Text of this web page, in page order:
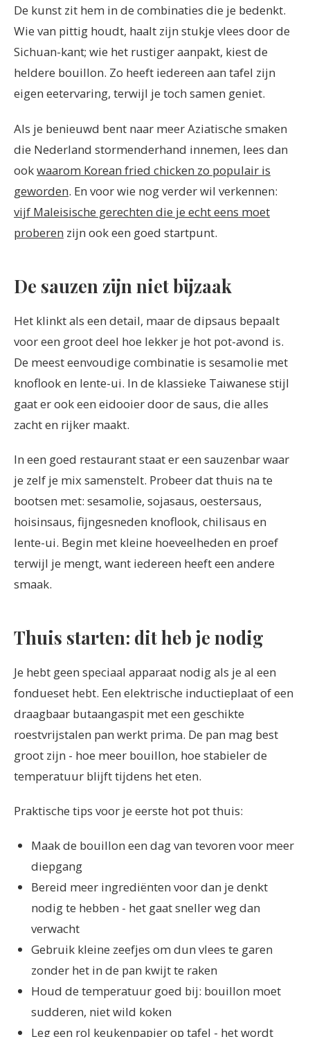
De kunst zit hem in de combinaties die je bedenkt.
Wie van pittig houdt, haalt zijn stukje vlees door de
Sichuan-kant; wie het rustiger aanpakt, kiest de
heldere bouillon. Zo heeft iedereen aan tafel zijn
eigen eetervaring, terwijl je toch samen geniet.
Als je benieuwd bent naar meer Aziatische smaken
die Nederland stormenderhand innemen, lees dan
ookwaarom Korean fried chicken zo populair is
geworden. En voor wie nog verder wil verkennen:
vijf Maleisische gerechten die je echt eens moet
proberen zijn ook een goed startpunt.
De sauzen zijn niet bijzaak
Het klinkt als een detail, maar de dipsaus bepaalt
voor een groot deel hoe lekker je hot pot-avond is.
De meest eenvoudige combinatie is sesamolie met
knoflook en lente-ui. In de klassieke Taiwanese stijl
gaat er ook een eidooier door de saus, die alles
zacht en rijker maakt.
In een goed restaurant staat er een sauzenbar waar
je zelf je mix samenstelt. Probeer dat thuis na te
bootsen met: sesamolie, sojasaus, oestersaus,
hoisinsaus, fijngesneden knoflook, chilisaus en
lente-ui. Begin met kleine hoeveelheden en proef
terwijl je mengt, want iedereen heeft een andere
smaak.
Thuis starten: dit heb je nodig
Je hebt geen speciaal apparaat nodig als je al een
fondueset hebt. Een elektrische inductieplaat of een
draagbaar butaangaspit met een geschikte
roestvrijstalen pan werkt prima. De pan mag best
groot zijn - hoe meer bouillon, hoe stabieler de
temperatuur blijft tijdens het eten.
Praktische tips voor je eerste hot pot thuis:
Maak de bouillon een dag van tevoren voor meer
diepgang
Bereid meer ingrediënten voor dan je denkt
nodig te hebben - het gaat sneller weg dan
verwacht
Gebruik kleine zeefjes om dun vlees te garen
zonder het in de pan kwijt te raken
Houd de temperatuur goed bij: bouillon moet
sudderen, niet wild koken
Leg een rol keukenpapier op tafel - het wordt